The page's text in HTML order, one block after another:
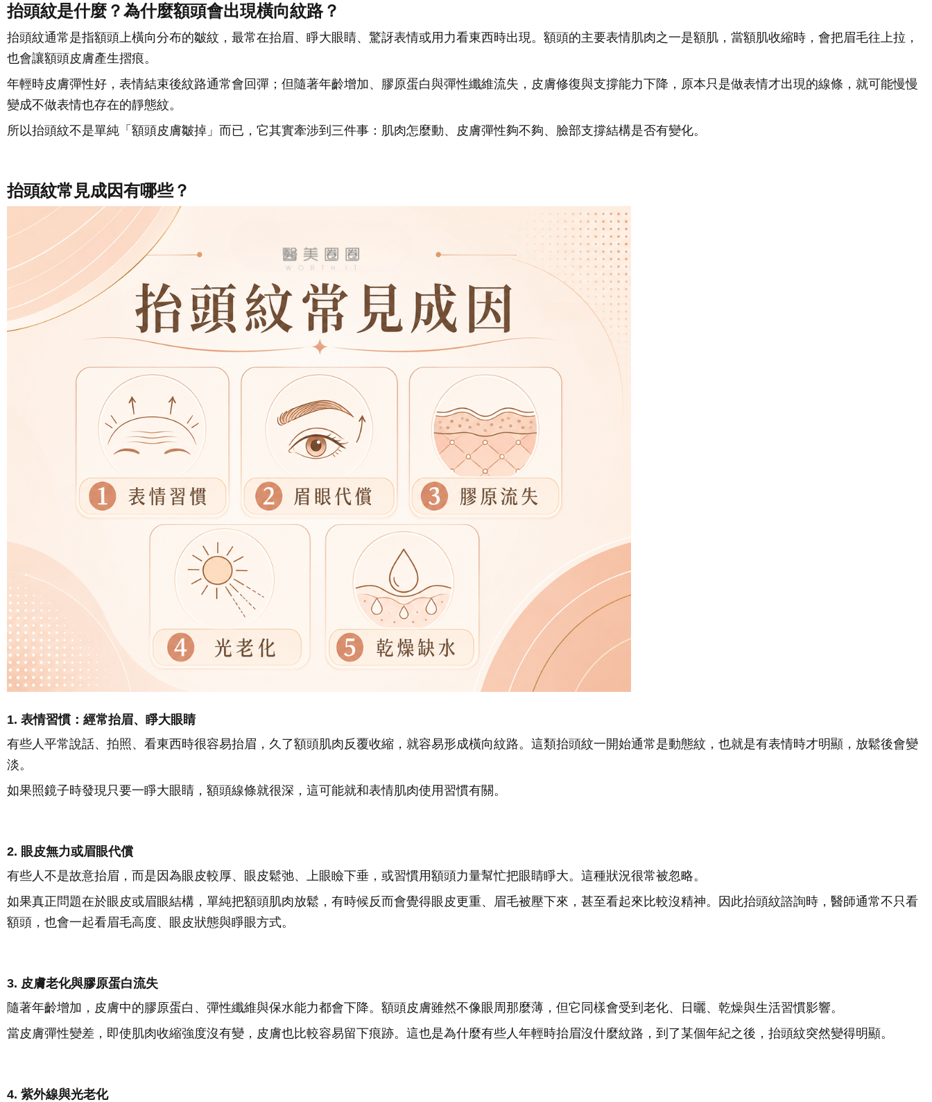
抬頭紋是什麼？為什麼額頭會出現橫向紋路？
抬頭紋通常是指額頭上橫向分布的皺紋，最常在抬眉、睜大眼睛、驚訝表情或用力看東西時出現。額頭的主要表情肌肉之一是額肌，當額肌收縮時，會把眉毛往上拉，
也會讓額頭皮膚產生摺痕。
年輕時皮膚彈性好，表情結束後紋路通常會回彈；但隨著年齡增加、膠原蛋白與彈性纖維流失，皮膚修復與支撐能力下降，原本只是做表情才出現的線條，就可能慢慢
變成不做表情也存在的靜態紋。
所以抬頭紋不是單純「額頭皮膚皺掉」而已，它其實牽涉到三件事：肌肉怎麼動、皮膚彈性夠不夠、臉部支撐結構是否有變化。
抬頭紋常見成因有哪些？
1. 表情習慣：經常抬眉、睜大眼睛
有些人平常說話、拍照、看東西時很容易抬眉，久了額頭肌肉反覆收縮，就容易形成橫向紋路。這類抬頭紋一開始通常是動態紋，也就是有表情時才明顯，放鬆後會變
淡。
如果照鏡子時發現只要一睜大眼睛，額頭線條就很深，這可能就和表情肌肉使用習慣有關。
2. 眼皮無力或眉眼代償
有些人不是故意抬眉，而是因為眼皮較厚、眼皮鬆弛、上眼瞼下垂，或習慣用額頭力量幫忙把眼睛睜大。這種狀況很常被忽略。
如果真正問題在於眼皮或眉眼結構，單純把額頭肌肉放鬆，有時候反而會覺得眼皮更重、眉毛被壓下來，甚至看起來比較沒精神。因此抬頭紋諮詢時，醫師通常不只看
額頭，也會一起看眉毛高度、眼皮狀態與睜眼方式。
3. 皮膚老化與膠原蛋白流失
隨著年齡增加，皮膚中的膠原蛋白、彈性纖維與保水能力都會下降。額頭皮膚雖然不像眼周那麼薄，但它同樣會受到老化、日曬、乾燥與生活習慣影響。
當皮膚彈性變差，即使肌肉收縮強度沒有變，皮膚也比較容易留下痕跡。這也是為什麼有些人年輕時抬眉沒什麼紋路，到了某個年紀之後，抬頭紋突然變得明顯。
4. 紫外線與光老化